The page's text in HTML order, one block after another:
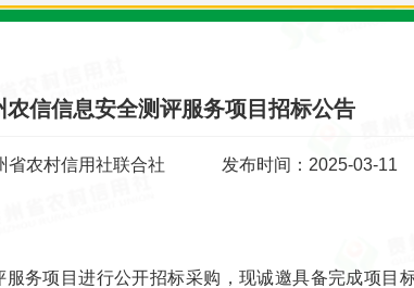
农信信息安全测评服务项目招标公告
省农村信用社联合社 发布时间：2025-03-11
务项目进行公开招标采购，现诚邀具备完成项目